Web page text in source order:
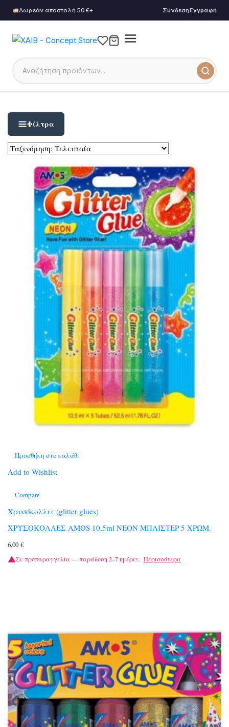
Δωρεάν αποστολή 50€+ ΣύνδεσηΕγγραφή
Φίλτρα
Προσθήκη στο καλάθι
Add to Wishlist
Compare
Χρυσόκολλες (glitter glues)
ΧΡΥΣΟΚΟΛΛΕΣ AMOS 10,5ml NEON ΜΠΛΙΣΤΕΡ 5 ΧΡΩΜ.
6,00 €
Σε προπαραγγελία — παράδοση 2–7 ημέρες. Περισσότερα